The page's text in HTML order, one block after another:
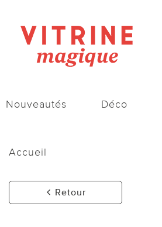
Nouveautés Déco
Accueil
Retour